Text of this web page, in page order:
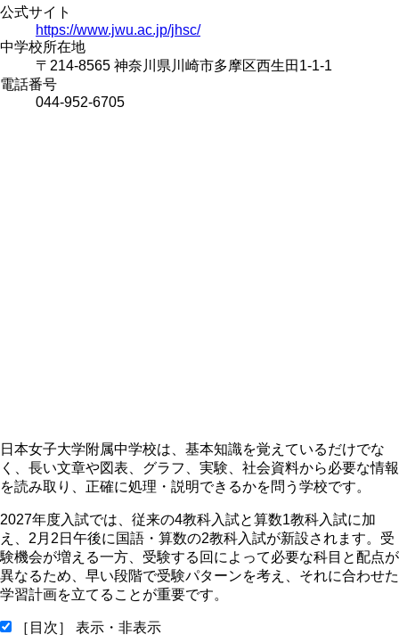
公式サイト
https://www.jwu.ac.jp/jhsc/
中学校所在地
〒214-8565 神奈川県川崎市多摩区西生田1-1-1
電話番号
044-952-6705
日本女子大学附属中学校は、基本知識を覚えているだけでな
く、長い文章や図表、グラフ、実験、社会資料から必要な情報
を読み取り、正確に処理・説明できるかを問う学校です。
2027年度入試では、従来の4教科入試と算数1教科入試に加
え、2月2日午後に国語・算数の2教科入試が新設されます。受
験機会が増える一方、受験する回によって必要な科目と配点が
異なるため、 早い段階で受験パターンを考え、それに合わせた
学習計画を立てることが重要です。
［目次］ 表示・非表示